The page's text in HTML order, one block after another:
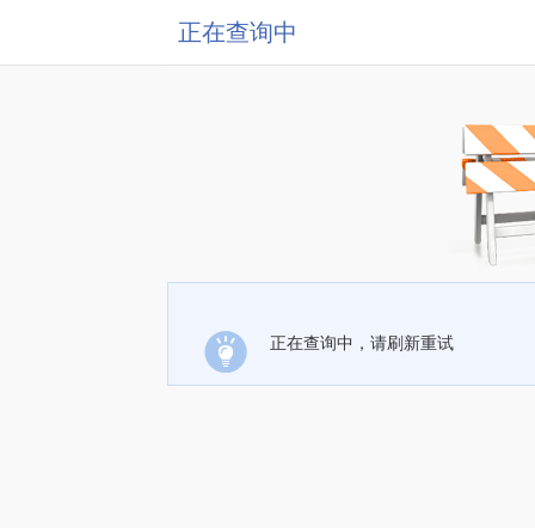
正在查询中
正在查询中，请刷新重试